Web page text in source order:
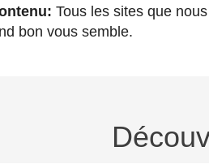
Tous les sites que
bon vous semble.